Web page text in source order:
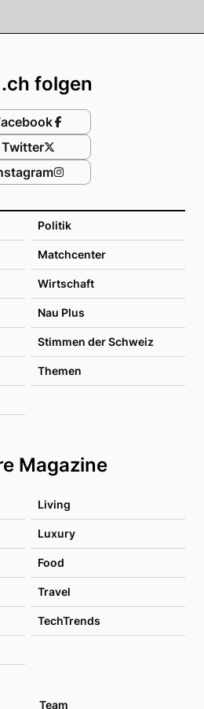
Politik
Matchcenter
Wirtschaft
Nau Plus
Stimmen der Schweiz
Themen
Magazine
Living
Luxury
Food
Travel
TechTrends
folgen
Twitter
Team